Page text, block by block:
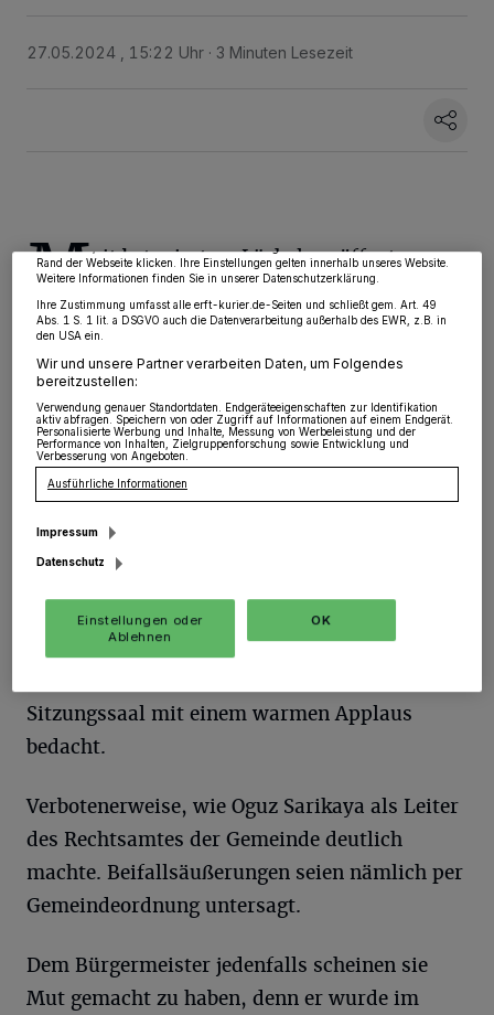
27.05.2024 , 15:22 Uhr 3 Minuten Lesezeit
M it betoniertem Lächeln eröffnete
Bürgermeister Martin Mertens die von
den Oppositionsfraktionen geforderte
Sondersitzung des Gillbach-Gemeinderates. In
einer persönlichen Erklärung entschuldigte er
sich noch einmal: Im „eigenen Übereifer“
habe er „keine Rücksicht genommen“.
auch Fehler gemacht.“ Am Ende der
Ausführungen wurde Mertens von etwa der
Sitzungssaal mit einem warmen Applaus
bedacht.
Verbotenerweise, wie Oguz Sarikaya als Leiter
des Rechtsamtes der Gemeinde deutlich
machte. Beifallsäußerungen seien nämlich per
Gemeindeordnung untersagt.
Dem Bürgermeister jedenfalls scheinen sie
Mut gemacht zu haben, denn er wurde im
widerrufen, indem Sie auf den Link Einstellungen oder Ablehnen am unteren
Rand der Webseite klicken. Ihre Einstellungen gelten innerhalb unseres Website.
Weitere Informationen finden Sie in unserer Datenschutzerklärung.
Ihre Zustimmung umfasst alle erft-kurier.de-Seiten und schließt gem. Art. 49
Abs. 1 S. 1 lit. a DSGVO auch die Datenverarbeitung außerhalb des EWR, z.B. in
den USA ein.
Wir und unsere Partner verarbeiten Daten, um Folgendes
bereitzustellen:
Verwendung genauer Standortdaten. Endgeräteeigenschaften zur Identifikation
aktiv abfragen. Speichern von oder Zugriff auf Informationen auf einem Endgerät.
Personalisierte Werbung und Inhalte, Messung von Werbeleistung und der
Performance von Inhalten, Zielgruppenforschung sowie Entwicklung und
Verbesserung von Angeboten.
Ausführliche Informationen
Impressum
Datenschutz
Einstellungen oder
Ablehnen
OK